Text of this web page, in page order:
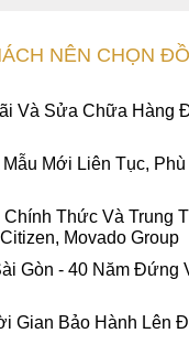
NÊN CHỌN
Và Sửa Chữa Hàng
Mẫu Mới Liên Tục,
Thức Và Trung
Movado Group
Gòn - 40 Năm Đứng
Gian Bảo Hành Lên